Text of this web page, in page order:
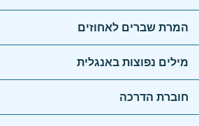
המרת שברים לאחוזים
מילים נפוצות באנגלית
חוברת הדרכה